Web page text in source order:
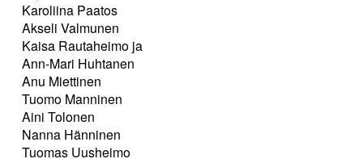
Karoliina Paatos
Akseli Valmunen
Kaisa Rautaheimo ja
Ann-Mari Huhtanen
Anu Miettinen
Tuomo Manninen
Aini Tolonen
Nanna Hänninen
Tuomas Uusheimo